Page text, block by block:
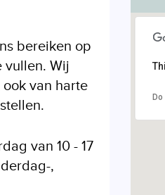
bereiken op
vullen. Wij
van harte
van 10 - 17
,